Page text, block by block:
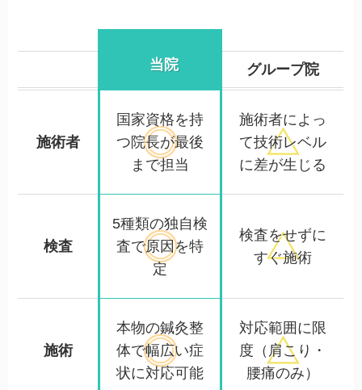
当院 グループ院
施術者
国家資格を持
つ院長が最後
まで担当
施術者によっ
て技術レベル
に差が生じる
検査
5種類の独自検
査で原因を特
定
検査をせずに
すぐ施術
施術
本物の鍼灸整
体で幅広い症
状に対応可能
対応範囲に限
度 （肩こり・
腰痛のみ）